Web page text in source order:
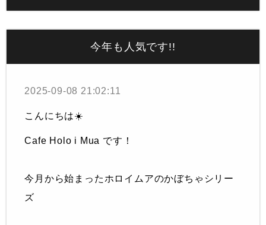
今年も人気です!!
2025-09-08 21:02:11
こんにちは☀️
Cafe Holo i Mua です！
今月から始まったホロイムアのかぼちゃシリー
ズ